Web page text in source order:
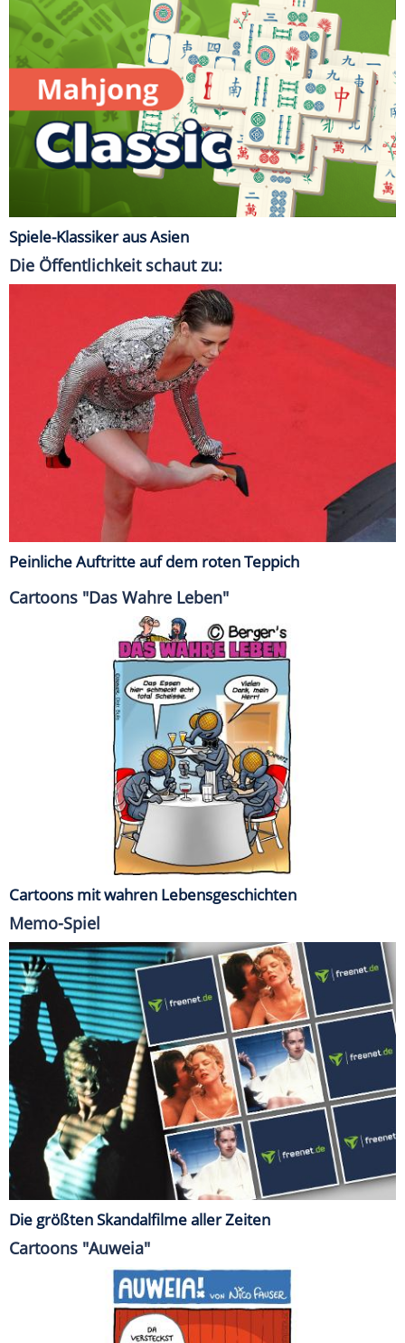
Spiele-Klassiker aus Asien
Die Öffentlichkeit schaut zu:
Peinliche Auftritte auf dem roten Teppich
Cartoons "Das Wahre Leben"
Cartoons mit wahren Lebensgeschichten
Memo-Spiel
Die größten Skandalfilme aller Zeiten
Cartoons "Auweia"